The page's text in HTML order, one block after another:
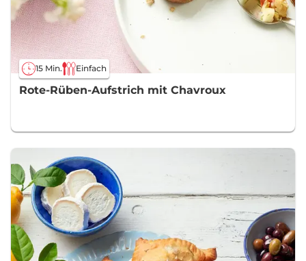
15 Min. Einfach
Rote-Rüben-Aufstrich mit Chavroux